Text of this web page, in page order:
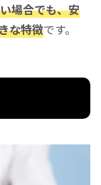
場合でも、安
な特徴です。